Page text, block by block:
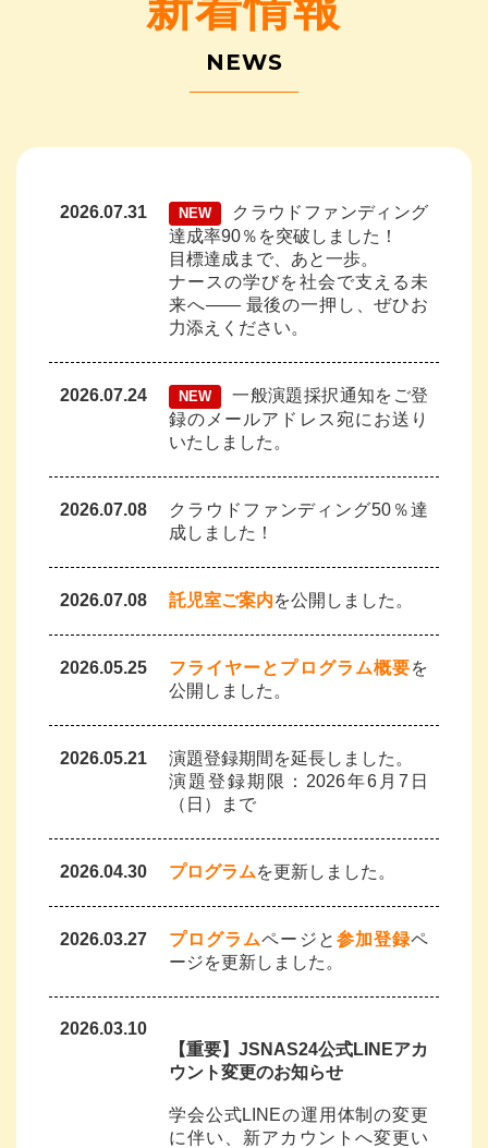
NEWS
2026.07.31
クラウドファンディング
達成率90％を突破しました！
目標達成まで、あと一歩。
ナースの学びを社会で支える未
来へ—— 最後の一押し、ぜひお
力添えください。
2026.07.24
一般演題採択通知をご登
録のメールアドレス宛にお送り
いたしました。
2026.07.08
クラウドファンディング50％達
成しました！
2026.07.08 託児室ご案内を公開しました。
2026.05.25 フライヤーとプログラム概要を
公開しました。
2026.05.21
演題登録期間を延長しました。
演題登録期限：2026年6月7日
（日）まで
2026.04.30 プログラムを更新しました。
2026.03.27 プログラムページと 参加登録ペ
ージを更新しました。
2026.03.10
【重要】JSNAS24公式LINEアカ
ウント変更のお知らせ
学会公式LINEの運用体制の変更
に伴い、新アカウントへ変更い